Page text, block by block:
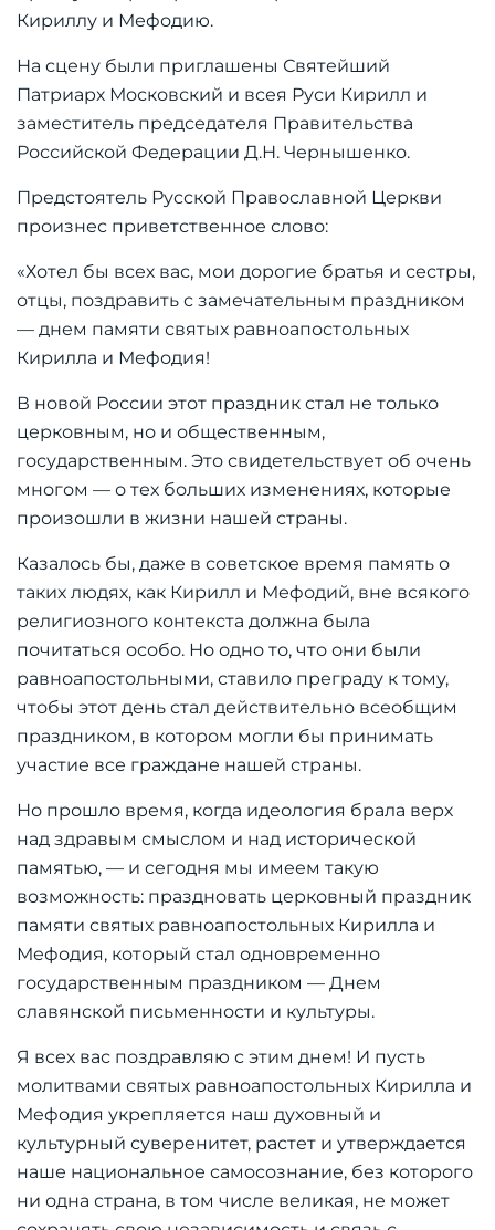
Кириллу и Мефодию.
На сцену были приглашены Святейший
Патриарх Московский и всея Руси Кирилл и
заместитель председателя Правительства
Российской Федерации Д.Н. Чернышенко.
Предстоятель Русской Православной Церкви
произнес приветственное слово:
«Хотел бы всех вас, мои дорогие братья и сестры,
отцы, поздравить с замечательным праздником
— днем памяти святых равноапостольных
Кирилла и Мефодия!
В новой России этот праздник стал не только
церковным, но и общественным,
государственным. Это свидетельствует об очень
многом — о тех больших изменениях, которые
произошли в жизни нашей страны.
Казалось бы, даже в советское время память о
таких людях, как Кирилл и Мефодий, вне всякого
религиозного контекста должна была
почитаться особо. Но одно то, что они были
равноапостольными, ставило преграду к тому,
чтобы этот день стал действительно всеобщим
праздником, в котором могли бы принимать
участие все граждане нашей страны.
Но прошло время, когда идеология брала верх
над здравым смыслом и над исторической
памятью, — и сегодня мы имеем такую
возможность: праздновать церковный праздник
памяти святых равноапостольных Кирилла и
Мефодия, который стал одновременно
государственным праздником — Днем
славянской письменности и культуры.
Я всех вас поздравляю с этим днем! И пусть
молитвами святых равноапостольных Кирилла и
Мефодия укрепляется наш духовный и
культурный суверенитет, растет и утверждается
наше национальное самосознание, без которого
ни одна страна, в том числе великая, не может